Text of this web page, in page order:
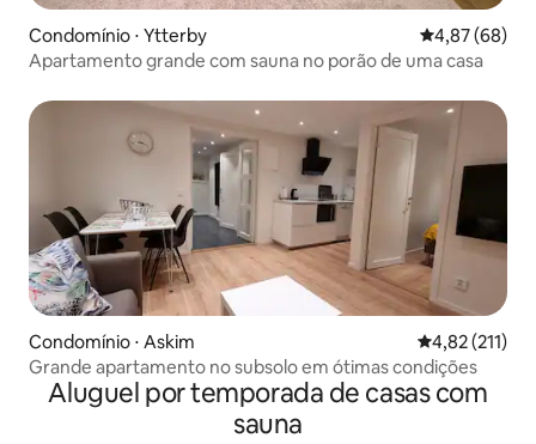
Condomínio ⋅ Ytterby 4,87 de uma
4,87 (68)
Apartamento grande com sauna no porão de uma casa
Condomínio ⋅ Askim 4,82 de uma
4,82 (211)
Grande apartamento no subsolo em ótimas condições
Aluguel por temporada de casas com
sauna